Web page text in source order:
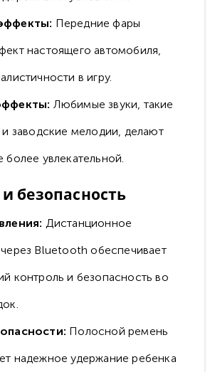
Передние фары
настоящего автомобиля,
в игру.
Любимые звуки, такие
и заводские мелодии, делают
более увлекательной.
безопасность
Дистанционное
Bluetooth обеспечивает
контроль и безопасность во
Полосной ремень
надежное удержание ребенка